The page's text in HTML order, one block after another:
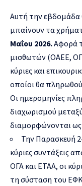
Αυτή την εβδομάδα
μπαίνουν τα
Μαΐου 2026.Αφορά
μισθωτών (ΟΑΕΕ,
κύριες και
οποίοι θα
Οι ημερομηνίες
διαχωρισμού
διαμορφώνονται
Την Παρασκευή
κύριες συντάξεις
ΟΓΑ και ΕΤΑΑ, οι
τη σύσταση του